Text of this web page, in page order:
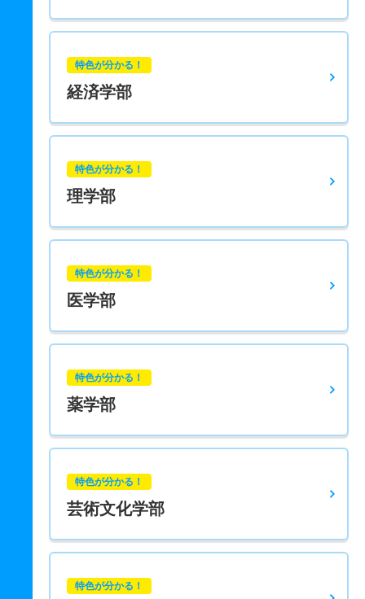
特色が分かる！
経済学部
特色が分かる！
理学部
特色が分かる！
医学部
特色が分かる！
薬学部
特色が分かる！
芸術文化学部
特色が分かる！